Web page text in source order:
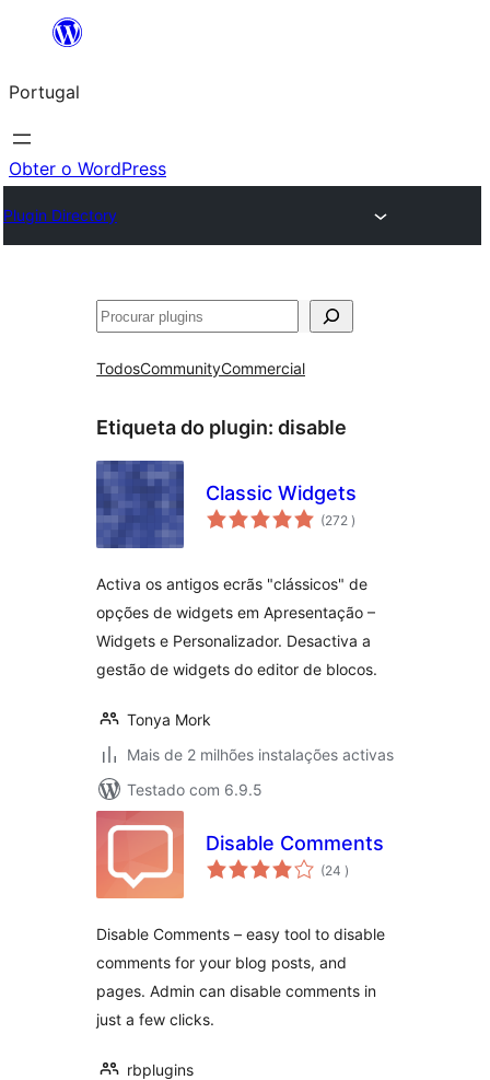
Saltar
o
conteúdo
Portugal
Obter o WordPress
Plugin Directory
Pesquisar
TodosCommunityCommercial
Etiqueta do plugin: disable
Classic Widgets
(272 classificações
)
Activa os antigos ecrãs "clássicos" de
opções de widgets em Apresentação –
Widgets e Personalizador. Desactiva a
gestão de widgets do editor de blocos.
Tonya Mork
Mais de 2 milhões instalações activas
Testado com 6.9.5
Disable Comments
(24 classificações
)
Disable Comments – easy tool to disable
comments for your blog posts, and
pages. Admin can disable comments in
just a few clicks.
rbplugins